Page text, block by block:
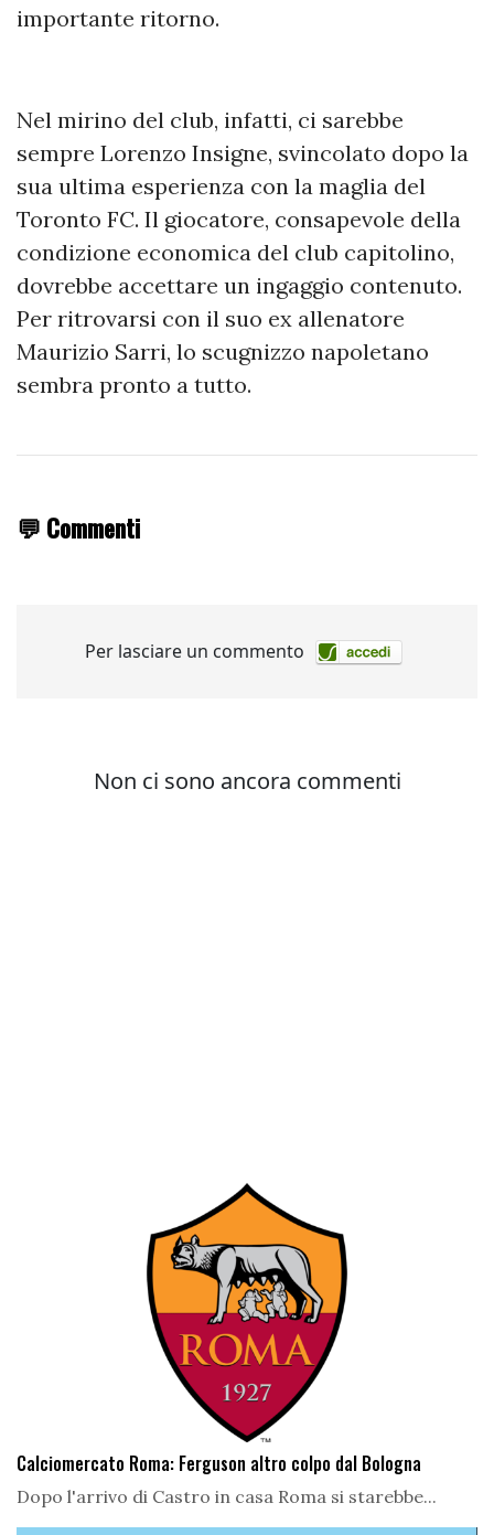
importante ritorno.
Nel mirino del club, infatti, ci sarebbe
sempre Lorenzo Insigne, svincolato dopo la
sua ultima esperienza con la maglia del
Toronto FC. Il giocatore, consapevole della
condizione economica del club capitolino,
dovrebbe accettare un ingaggio contenuto.
Per ritrovarsi con il suo ex allenatore
Maurizio Sarri, lo scugnizzo napoletano
sembra pronto a tutto.
💬 Commenti
Calciomercato Roma: Ferguson altro colpo dal Bologna
Dopo l'arrivo di Castro in casa Roma si starebbe...